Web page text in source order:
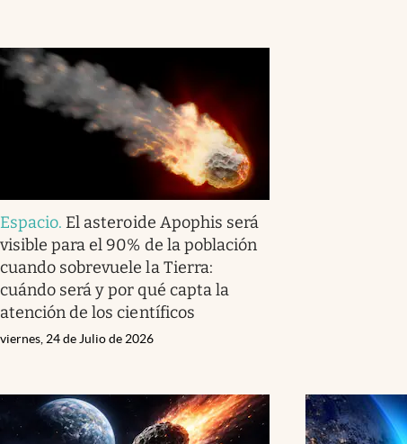
Espacio. El asteroide Apophis será
visible para el 90% de la población
cuando sobrevuele la Tierra:
cuándo será y por qué capta la
atención de los científicos
viernes, 24 de Julio de 2026